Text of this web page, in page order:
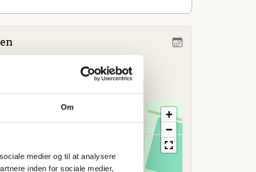
Om
medier og til at analysere
inden for sociale medier,
+
−